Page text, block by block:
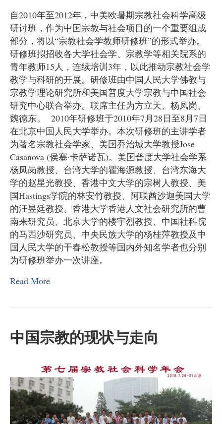
自2010年至2012年，中美欧暑期宗教社会科学高级
研讨班，作为中国宗教与社会项目的一个重要组成
部分，将以“宗教社会学教师研修班”的形式举办。
研修班拟招收各大学社会学、宗教学等相关院系的
青年教师15人，连续培训3年，以此推动宗教社会学
教学与科研的开展。研修班由中国人民大学佛教与
宗教学理论研究所和美国普度大学宗教与中国社会
研究中心联合举办。联席主任为方立天、杨凤岗、
魏德东。 2010年研修班于2010年7月28日至8月7日
在北京中国人民大学举办。本次研修班的主讲学者
为著名宗教社会学家、美国乔治城大学教授Jose
Casanova (侯塞·卡萨诺瓦)。美国普度大学社会学系
杨凤岗教授、台湾大学的瞿海源教授、台湾东海大
学的赵星光教授、香港中文大学的宗树人教授、美
国Hastings学院的林安竹教授、阿联酋沙迦美国大学
的汪昱廷教授、香港大学香港人文社会研究所的曹
南来研究员、北京大学的楼宇烈教授、中国社科院
的马西沙研究员、中央民族大学的杨桂萍教授及中
国人民大学的干春松教授等国内外知名学者也分别
为研修班举办一次讲座。
Read More
中国宗教的现状与走向